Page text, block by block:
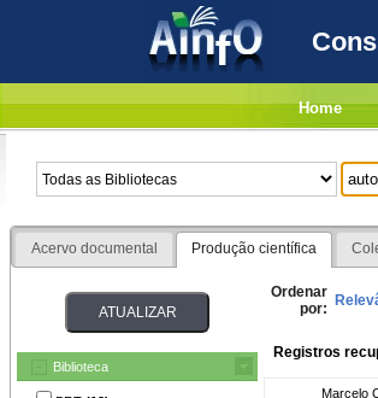
Home
Acervo documental Produção científica
Biblioteca
Ordenar
por:
Registros
Marcelo